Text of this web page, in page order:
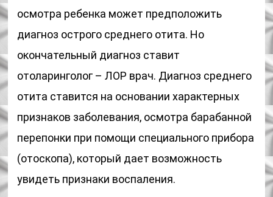
осмотра ребенка может предположить
диагноз острого среднего отита. Но
окончательный диагноз ставит
отоларинголог – ЛОР врач. Диагноз среднего
отита ставится на основании характерных
признаков заболевания, осмотра барабанной
перепонки при помощи специального прибора
(отоскопа), который дает возможность
увидеть признаки воспаления.